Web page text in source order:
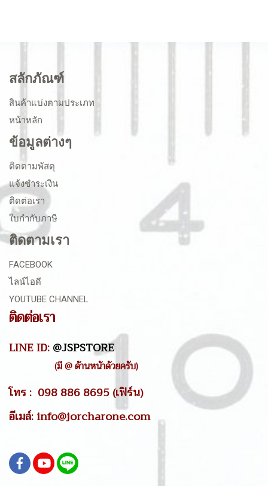
สลักภัณฑ์
สินค้าแบ่งตามประเภท
หน้าหลัก
ข้อมูลต่างๆ
ติดตามพัสดุ
แจ้งชำระเงิน
ติดต่อเรา
ใบกำกับภาษี
ติดตามเรา
FACEBOOK
ไลน์ไอดี
YOUTUBE CHANNEL
ติดต่อเรา
LINE ID:@JSPSTORE
(มี @ ด้านหน้าด้วยครับ)
โทร : 098 886 8695 (เฟิร์น)
อีเมล์: info@jorcharone.com